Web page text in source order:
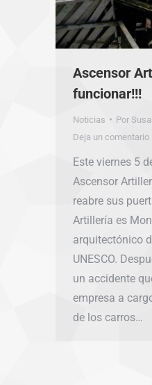
Ascensor
funcionar!!!
Noticias Por
Deja un comentario
Este viernes 5
Ascensor
reabre sus
Artillería es
arquitectónico
UNESCO.
un accidente
empresa a
de los carros…